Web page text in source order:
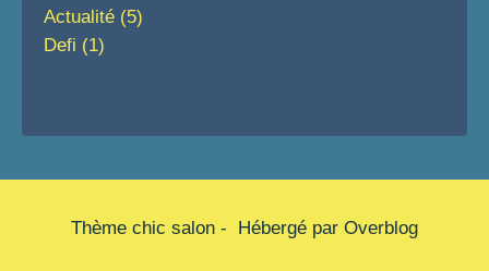
Actualité (5)
Defi (1)
Thème chic salon - Hébergé par Overblog